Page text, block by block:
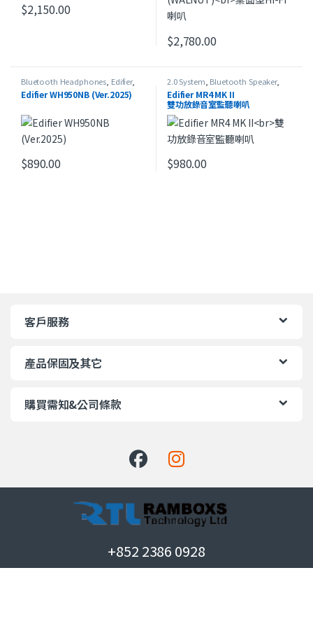
$2,150.00
$2,780.00
Bluetooth Headphones Edifier,
HeadSet On-Ear Headphones,
新產品,本週精選
Edifier WH950NB (Ver.2025)
$890.00
此產品有多種款式。 可在產品頁面選擇選項
2.0 System Bluetooth Speaker,
Edifier Studio Series 最新產品
Edifier MR4 MK II
雙功放錄音室監聽喇叭
$980.00
此產品有多種款式。 可在產品頁
客戶服務
產品保固及其它
購買需知&公司條款
+852 2386 0928